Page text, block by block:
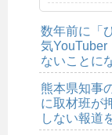
数年前に「
気YouTuber
ないことに
熊本県知事
に取材班が
しない報